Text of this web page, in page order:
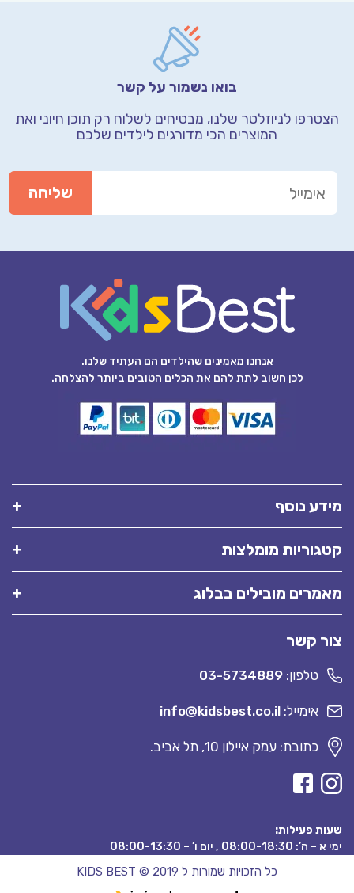
בואו נשמור על קשר
הצטרפו לניוזלטר שלנו, מבטיחים לשלוח רק תוכן חיוני ואת
המוצרים הכי מדורגים לילדים שלכם
אנחנו מאמינים שהילדים הם העתיד שלנו.
לכן חשוב לתת להם את הכלים הטובים ביותר להצלחה.
מידע נוסף
קטגוריות מומלצות
מאמרים מובילים בבלוג
צור קשר
טלפון: 03-5734889
אימייל: info@kidsbest.co.il
כתובת: עמק איילון 10, תל אביב.
שעות פעילות:
ימי א – ה’: 08:00-18:30 , יום ו’ – 08:00-13:30
כל הזכויות שמורות ל KIDS BEST © 2019